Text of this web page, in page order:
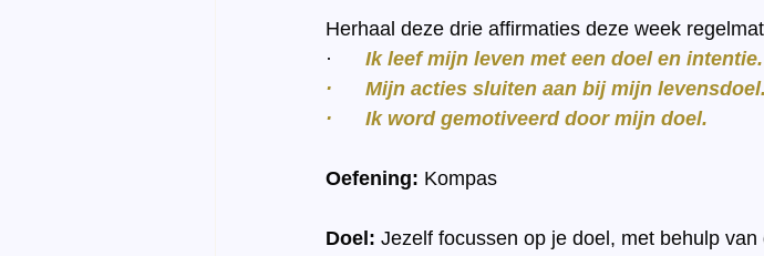
Herhaal deze drie affirmaties deze week
· Ik leef mijn leven met een doel en intentie.
·      Mijn acties sluiten aan bij mijn levensdoel.
·      Ik word gemotiveerd door mijn doel.
Oefening: Kompas
Doel: Jezelf focussen op je doel, met behulp